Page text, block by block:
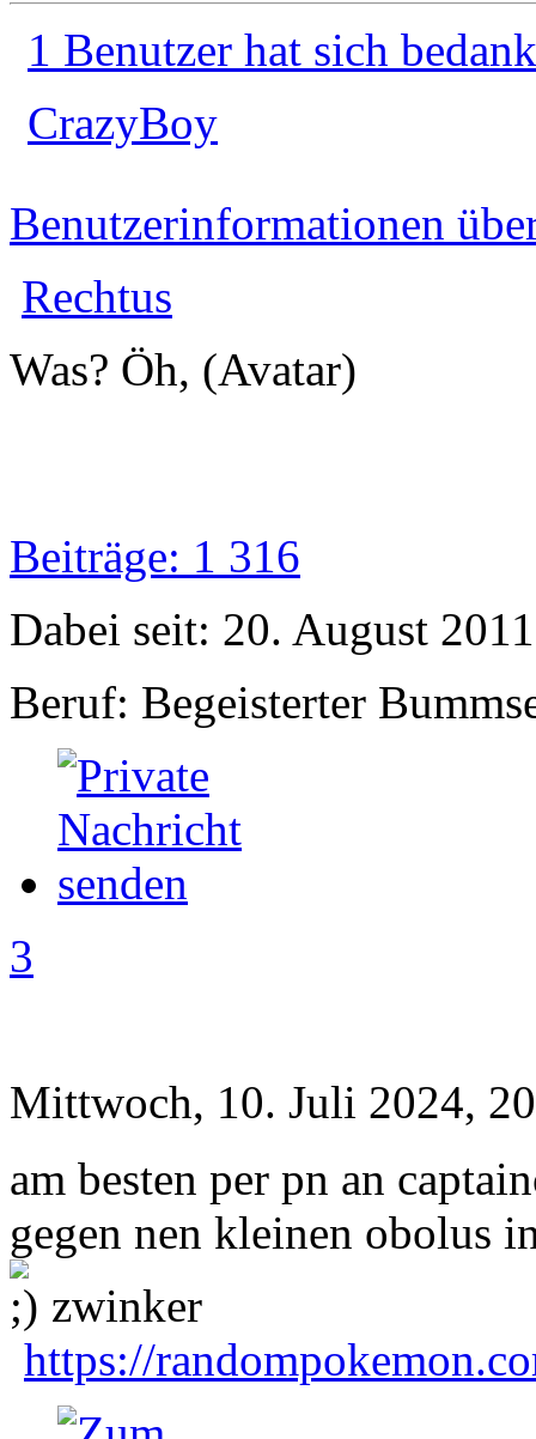
1 Benutzer hat sich
CrazyBoy
Benutzerinformationen
Rechtus
Was? Öh, (Avatar)
Beiträge: 1 316
Dabei seit: 20. August 2011
Beruf: Begeisterter
3
Mittwoch, 10. Juli 2024,
am besten per pn an
gegen nen kleinen obolus
zwinker
https://